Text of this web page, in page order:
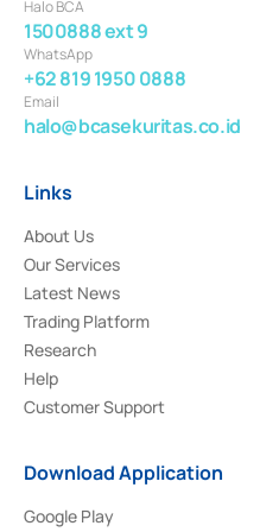
Halo BCA
1500888 ext 9
WhatsApp
+62 819 1950 0888
Email
halo@bcasekuritas.co.id
Links
About Us
Our Services
Latest News
Trading Platform
Research
Help
Customer Support
Download Application
Google Play